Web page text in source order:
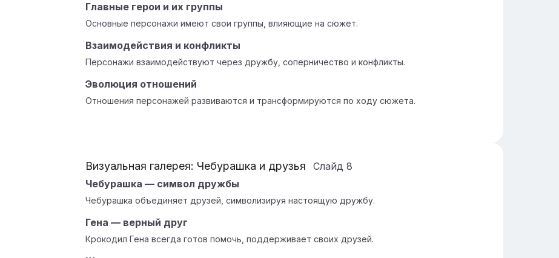
Главные герои и их группы
Основные персонажи имеют свои группы, влияющие на сюжет.
Взаимодействия и конфликты
Персонажи взаимодействуют через дружбу, соперничество и конфликты.
Эволюция отношений
Отношения персонажей развиваются и трансформируются по ходу сюжета.
Визуальная галерея: Чебурашка и друзья Слайд 8
Чебурашка — символ дружбы
Чебурашка объединяет друзей, символизируя настоящую дружбу.
Гена — верный друг
Крокодил Гена всегда готов помочь, поддерживает своих друзей.